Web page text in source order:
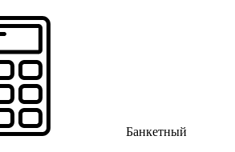
Банкетный